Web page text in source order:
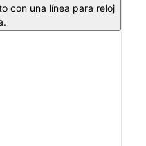
con una línea para reloj